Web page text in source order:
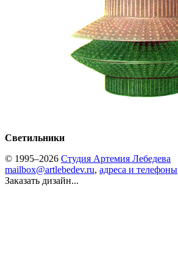
Светильники
© 1995–2026 Студия Артемия Лебедева
mailbox@artlebedev.ru, адреса и телефоны
Заказать дизайн...